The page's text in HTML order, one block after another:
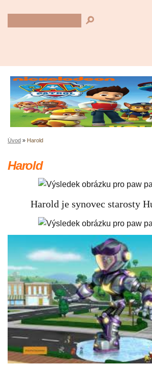
Úvod » Harold
Harold
Harold je synovec starosty